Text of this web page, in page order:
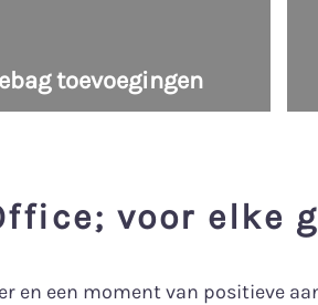
toevoegingen
voor elke
en een moment van positieve